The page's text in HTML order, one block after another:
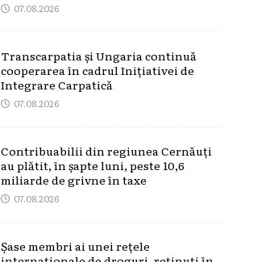
07.08.2026
Transcarpatia și Ungaria continuă
cooperarea în cadrul Inițiativei de
Integrare Carpatică
07.08.2026
Contribuabilii din regiunea Cernăuți
au plătit, în șapte luni, peste 10,6
miliarde de grivne în taxe
07.08.2026
Șase membri ai unei rețele